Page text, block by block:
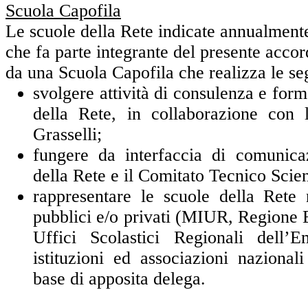
Scuola Capofila
Le scuole della Rete indicate
che fa parte integrante del presente
da una Scuola Capofila che realizza le
svolgere attività di consulenza e
della Rete, in collaborazione con
Grasselli;
fungere da interfaccia di
della Rete e il Comitato Tecnico
rappresentare le scuole della
pubblici e/o privati (MIUR, Regione
Uffici Scolastici Regionali
istituzioni ed associazioni
base di apposita delega.